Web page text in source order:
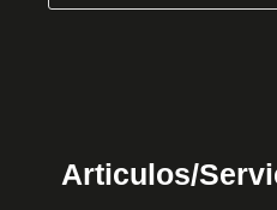
Articulos/